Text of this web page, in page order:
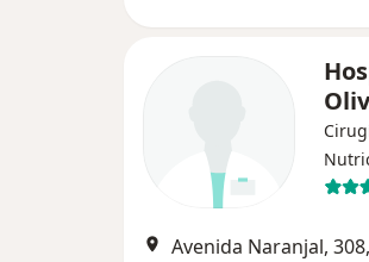
Avenida Naranjal,